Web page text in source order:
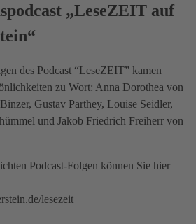
„LeseZEIT auf
des Podcast “LeseZEIT” kamen
zu Wort: Anna Dorothea von
Gustav Parthey, Louise Seidler,
und Jakob Friedrich Freiherr von
Podcast-Folgen können Sie hier
lesezeit